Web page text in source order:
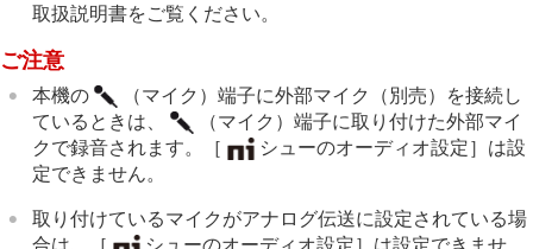
取扱説明書をご覧ください。
ご注意
本機の
（マイク）端子に外部マイク（別売）を接続し
ているときは、
（マイク）端子に取り付けた外部マイ
クで録音されます。
［ シューのオーディオ設定］ は設
定できません。
取り付けているマイクがアナログ伝送に設定されている場
合は、
［ シューのオーディオ設定］ は設定できませ